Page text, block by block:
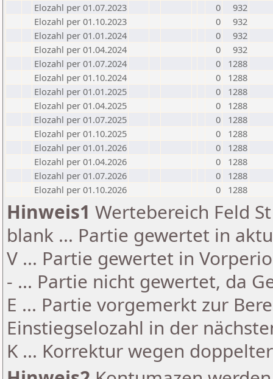
Elozahl per 01.07.2023
0
932
Elozahl per 01.10.2023
0
932
Elozahl per 01.01.2024
0
932
Elozahl per 01.04.2024
0
932
Elozahl per 01.07.2024
0
1288
Elozahl per 01.10.2024
0
1288
Elozahl per 01.01.2025
0
1288
Elozahl per 01.04.2025
0
1288
Elozahl per 01.07.2025
0
1288
Elozahl per 01.10.2025
0
1288
Elozahl per 01.01.2026
0
1288
Elozahl per 01.04.2026
0
1288
Elozahl per 01.07.2026
0
1288
Elozahl per 01.10.2026
0 1288
Hinweis1 Wertebereich Feld
blank ... Partie gewertet in
V ... Partie gewertet in
- ... Partie nicht gewertet, da
E ... Partie vorgemerkt zur
Einstiegselozahl in der
K ... Korrektur wegen